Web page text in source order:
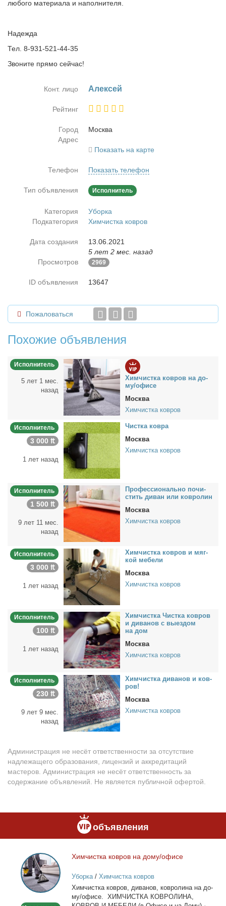
любого материала и наполнителя.
Надежда
Тел. 8-931-521-44-35
Звоните прямо сейчас!
Конт. лицо Алек­сей
Рейтинг
Город
Москва
Адрес
Показать на карте
Телефон Показать телефон
Тип объявления Исполнитель
Категория
Уборка
Подкатегория
Химчистка ковров
Дата создания
13.06.2021
5 лет 2 мес. назад
Просмотров
2969
ID объявления 13647
Пожаловаться
Похожие объявления
Исполнитель
5 лет 1 мес.
назад
Хим­чист­ка ков­ров на до­
му/офи­се
Москва
Химчистка ковров
Исполнитель
3 000 ₶
1 лет назад
Чист­ка ков­ра
Москва
Химчистка ковров
Исполнитель
1 500 ₶
9 лет 11 мес.
назад
Про­фес­сио­наль­но по­чи­
стить ди­ван или ков­ро­лин
Москва
Химчистка ковров
Исполнитель
3 000 ₶
1 лет назад
Хим­чист­ка ков­ров и мяг­
кой ме­бе­ли
Москва
Химчистка ковров
Исполнитель
100 ₶
1 лет назад
Хим­чист­ка Чист­ка ков­ров
и ди­ва­нов с вы­ез­дом
на дом
Москва
Химчистка ковров
Исполнитель
230 ₶
9 лет 9 мес.
назад
Хим­чист­ка ди­ва­нов и ков­
ров!
Москва
Химчистка ковров
Администрация не несёт ответственности за отсутствие
надлежащего образования, лицензий и аккредитаций
мастеров. Администрация не несёт ответственность за
содержание объявлений. Не является публичной офертой.
объявления
Химчистка
ковров
на
дому/
Хим­чист­ка ков­ров на до­му/офи­се
Уборка/ Химчистка ковров
Хим­чист­ка ков­ров, ди­ва­нов, ков­ро­ли­на на до­
му/офи­се. ХИМЧИСТКА КОВРОЛИНА,